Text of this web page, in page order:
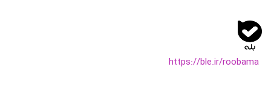
https://ble.ir/roobama